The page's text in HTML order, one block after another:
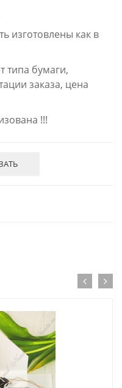
изготовлены как в
типа бумаги,
заказа, цена
!!!